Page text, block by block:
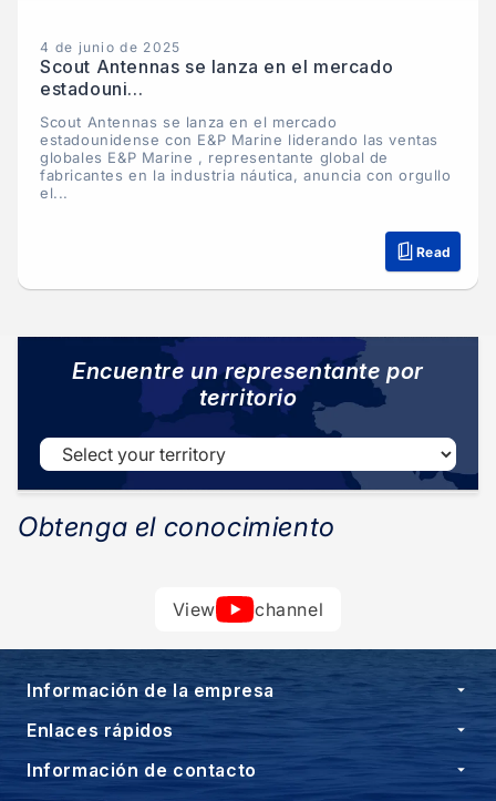
4 de junio de 2025
Scout Antennas se lanza en el mercado
estadouni...
Scout Antennas se lanza en el mercado
estadounidense con E&P Marine liderando las ventas
globales E&P Marine , representante global de
fabricantes en la industria náutica, anuncia con orgullo
el...
Read
Encuentre un representante por
territorio
Obtenga el conocimiento
View channel
Información de la empresa
Enlaces rápidos
Información de contacto